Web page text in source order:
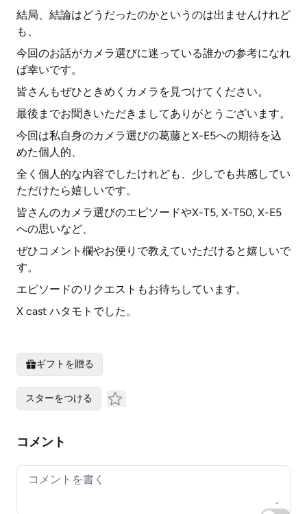
結局、結論はどうだったのかというのは出ませんけれど
も、
今回のお話がカメラ選びに迷っている誰かの参考になれ
ば幸いです。
皆さんもぜひときめくカメラを見つけてください。
最後までお聞きいただきましてありがとうございます。
今回は私自身のカメラ選びの葛藤とX-E5への期待を込
めた個人的、
全く個人的な内容でしたけれども、少しでも共感してい
ただけたら嬉しいです。
皆さんのカメラ選びのエピソードやX-T5, X-T50, X-E5
への思いなど、
ぜひコメント欄やお便りで教えていただけると嬉しいで
す。
エピソードのリクエストもお待ちしています。
X cast ハタモトでした。
ギフトを贈る
スターをつける
コメント
Your comment